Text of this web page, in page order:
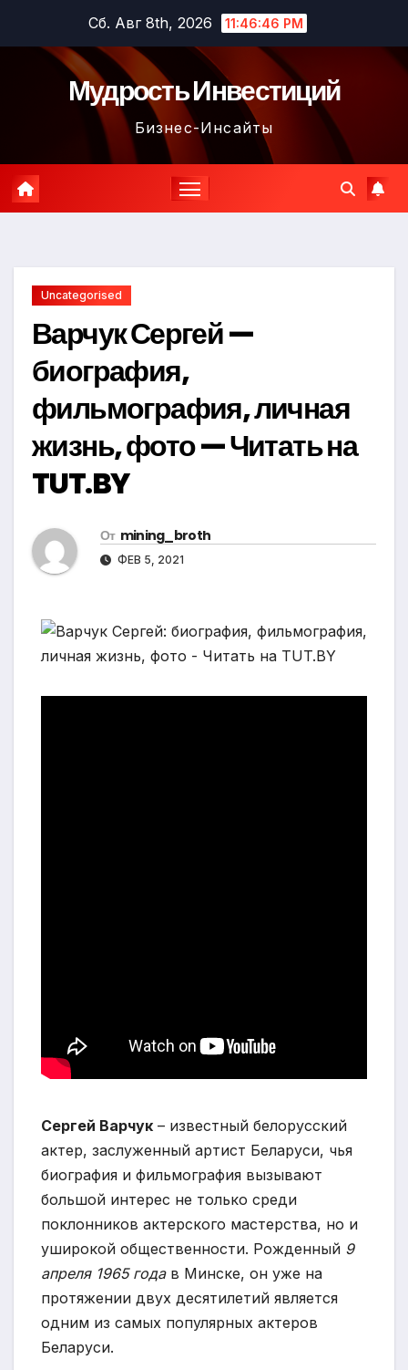
содержимому
Сб. Авг 8th, 2026 11:46:47 PM
Мудрость Инвестиций
Бизнес-Инсайты
Uncategorised
Варчук Сергей —
биография,
фильмография, личная
жизнь, фото — Читать на
TUT.BY
От mining_broth
ФЕВ 5, 2021
Сергей Варчук – известный белорусский
актер, заслуженный артист Беларуси, чья
биография и фильмография вызывают
большой интерес не только среди
поклонников актерского мастерства, но и
уширокой общественности. Рожденный 9
апреля 1965 годав Минске, он уже на
протяжении двух десятилетий является
одним из самых популярных актеров
Беларуси.